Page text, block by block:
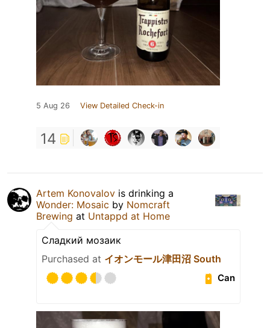
5 Aug 26 View Detailed Check-in
14
Artem Konovalov is drinking a
Wonder: Mosaic by Nomcraft
Brewing at Untappd at Home
Сладкий мозаик
Purchased at イオンモール津田沼 South
Can